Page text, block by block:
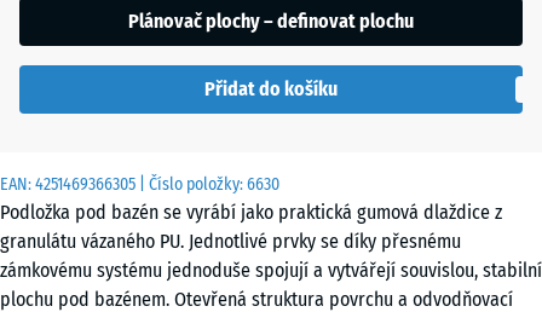
EAN:4251469366305 | Číslo položky:6630
Podložka pod bazén se vyrábí jako praktická gumová dlaždice z
granulátu vázaného PU. Jednotlivé prvky se díky přesnému
zámkovému systému jednoduše spojují a vytvářejí souvislou, stabilní
plochu pod bazénem. Otevřená struktura povrchu a odvodňovací
50
cm
|
0,25
m²
Plánovač plochy – definovat plochu
Přidat do košíku